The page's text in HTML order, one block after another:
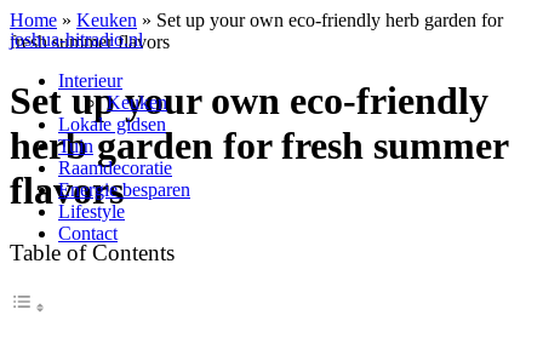
joshua-hitradio.nl
Interieur
Keuken
Lokale gidsen
Tuin
Raamdecoratie
Energie besparen
Lifestyle
Contact
Home » Keuken » Set up your own eco-friendly herb garden for
fresh summer flavors
Set up your own eco-friendly
herb garden for fresh summer
flavors
Table of Contents